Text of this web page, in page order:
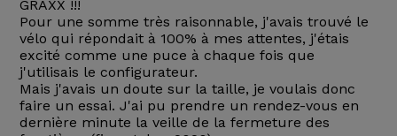
GRAXX !!!
Pour une somme très raisonnable, j'avais trouvé le
vélo qui répondait à 100% à mes attentes, j'étais
excité comme une puce à chaque fois que
j'utilisais le configurateur.
Mais j'avais un doute sur la taille, je voulais donc
faire un essai. J'ai pu prendre un rendez-vous en
dernière minute la veille de la fermeture des